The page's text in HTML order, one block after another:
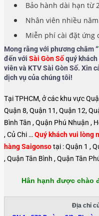
Bảo hành dài hạn từ
Nhân viên nhiều
Miễn phí cài đặt ứng
Mong rằng với phương châm “
đến với Sài Gòn Sốquý
viên và KTV Sài Gòn Số. Xin
dịch vụ của chúng tôi!
Tại TPHCM, ở các khu vực
Quận 8, Quận 11, Quận 12,
Bình Tân , Quận Phú Nhuận ,
, Củ Chi … Quý khách vui lòng
hàng Saigonsotại : Quận 1 ,
, Quận Tân Bình , Quận Tân
Hân hạnh được chào
Địa chỉ